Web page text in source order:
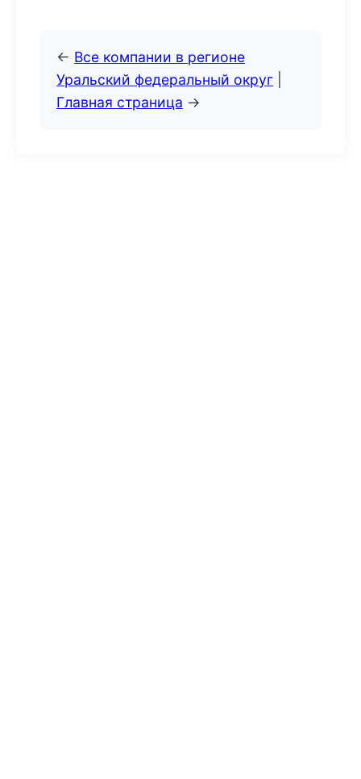
← Все компании в регионе
Уральский федеральный округ
Главная страница →